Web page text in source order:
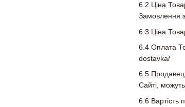
6.2 Ціна
Замовлення
6.3 Ціна
6.4 Оплата
dostavka/
6.5
Сайті,
6.6 Вартість